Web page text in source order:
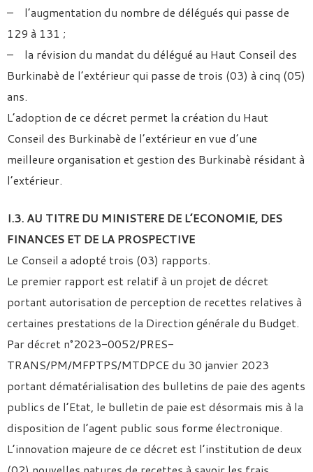
– l’augmentation du nombre de délégués qui passe de
129 à 131 ;
– la révision du mandat du délégué au Haut Conseil des
Burkinabè de l’extérieur qui passe de trois (03) à cinq (05)
ans.
L’adoption de ce décret permet la création du Haut
Conseil des Burkinabè de l’extérieur en vue d’une
meilleure organisation et gestion des Burkinabè résidant à
l’extérieur.
I.3. AU TITRE DU MINISTERE DE L’ECONOMIE, DES
FINANCES ET DE LA PROSPECTIVE
Le Conseil a adopté trois (03) rapports.
Le premier rapport est relatif à un projet de décret
portant autorisation de perception de recettes relatives à
certaines prestations de la Direction générale du Budget.
Par décret n°2023-0052/PRES-
TRANS/PM/MFPTPS/MTDPCE du 30 janvier 2023
portant dématérialisation des bulletins de paie des agents
publics de l’Etat, le bulletin de paie est désormais mis à la
disposition de l’agent public sous forme électronique.
L’innovation majeure de ce décret est l’institution de deux